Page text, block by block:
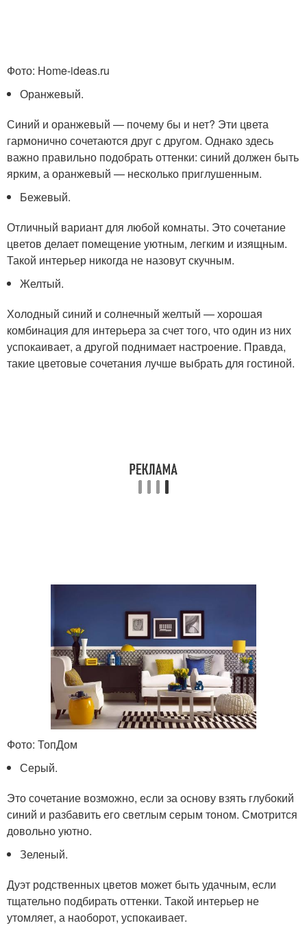
Фото: Home-ideas.ru
Оранжевый.
Синий и оранжевый — почему бы и нет? Эти цвета
гармонично сочетаются друг с другом. Однако здесь
важно правильно подобрать оттенки: синий должен быть
ярким, а оранжевый — несколько приглушенным.
Бежевый.
Отличный вариант для любой комнаты. Это сочетание
цветов делает помещение уютным, легким и изящным.
Такой интерьер никогда не назовут скучным.
Желтый.
Холодный синий и солнечный желтый — хорошая
комбинация для интерьера за счет того, что один из них
успокаивает, а другой поднимает настроение. Правда,
такие цветовые сочетания лучше выбрать для гостиной.
Фото: ТопДом
Серый.
Это сочетание возможно, если за основу взять глубокий
синий и разбавить его светлым серым тоном. Смотрится
довольно уютно.
Зеленый.
Дуэт родственных цветов может быть удачным, если
тщательно подбирать оттенки. Такой интерьер не
утомляет, а наоборот, успокаивает.